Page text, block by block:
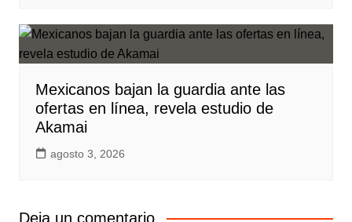
Mexicanos bajan la guardia ante las
ofertas en línea, revela estudio de
Akamai
agosto 3, 2026
Deja un comentario